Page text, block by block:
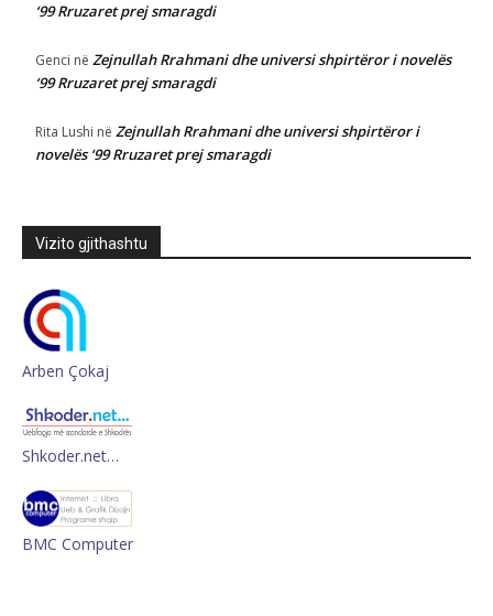
‘99 Rruzaret prej smaragdi
Genci në Zejnullah Rrahmani dhe universi shpirtëror i novelës
‘99 Rruzaret prej smaragdi
Rita Lushi në Zejnullah Rrahmani dhe universi shpirtëror i
novelës ‘99 Rruzaret prej smaragdi
Vizito gjithashtu
Arben Çokaj
Shkoder.net…
BMC Computer